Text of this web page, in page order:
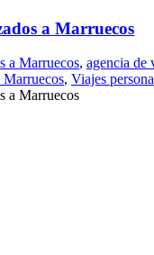
a Marruecos
a Marruecos, agencia de
Marruecos, Viajes
a Marruecos